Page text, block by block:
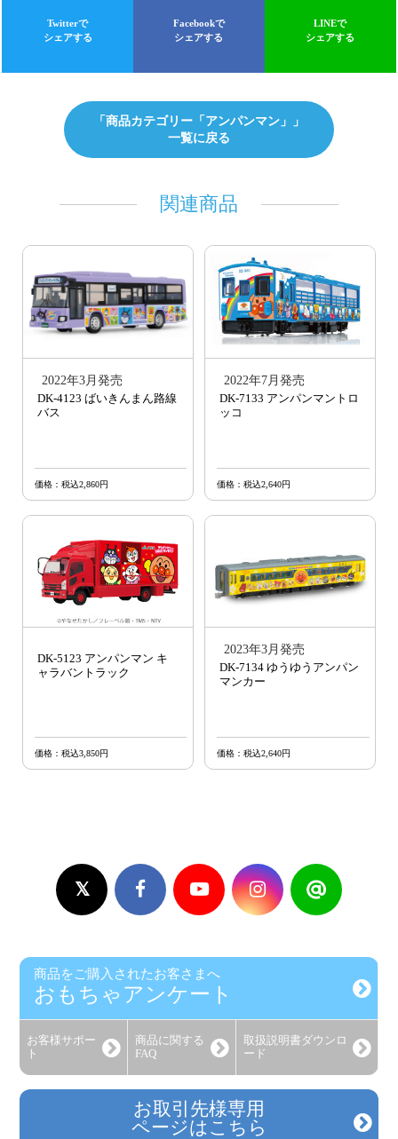
Twitterで
シェアする
Facebookで
シェアする
LINEで
シェアする
「商品カテゴリー「アンパンマン」」
一覧に戻る
関連商品
2022年3月発売
DK-4123 ばいきんまん路線
バス
価格：税込2,860円
2022年7月発売
DK-7133 アンパンマントロ
ッコ
価格：税込2,640円
DK-5123 アンパンマン キ
ャラバントラック
価格：税込3,850円
2023年3月発売
DK-7134 ゆうゆうアンパン
マンカー
価格：税込2,640円
商品をご購入されたお客さまへ
おもちゃアンケート
お客様サポー
ト
商品に関する
FAQ
取扱説明書 ダウンロ
ード
お取引先様専用
ページはこちら